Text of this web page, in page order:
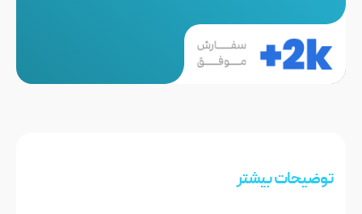
توضیحات بیشتر